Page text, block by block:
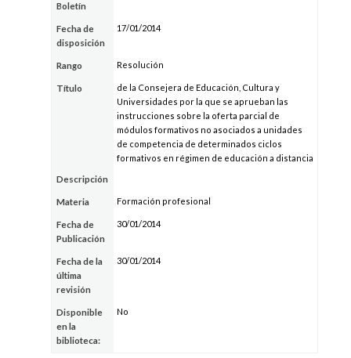
Boletín
Fecha de
disposición
17/01/2014
Rango Resolución
Título
de la Consejera de Educación, Cultura y
Universidades por la que se aprueban las
instrucciones sobre la oferta parcial de
módulos formativos no asociados a unidades
de competencia de determinados ciclos
formativos en régimen de educación a distancia
Descripción
Materia Formación profesional
Fecha de
Publicación
30/01/2014
Fecha de la
última
revisión
30/01/2014
Disponible
en la
biblioteca:
No